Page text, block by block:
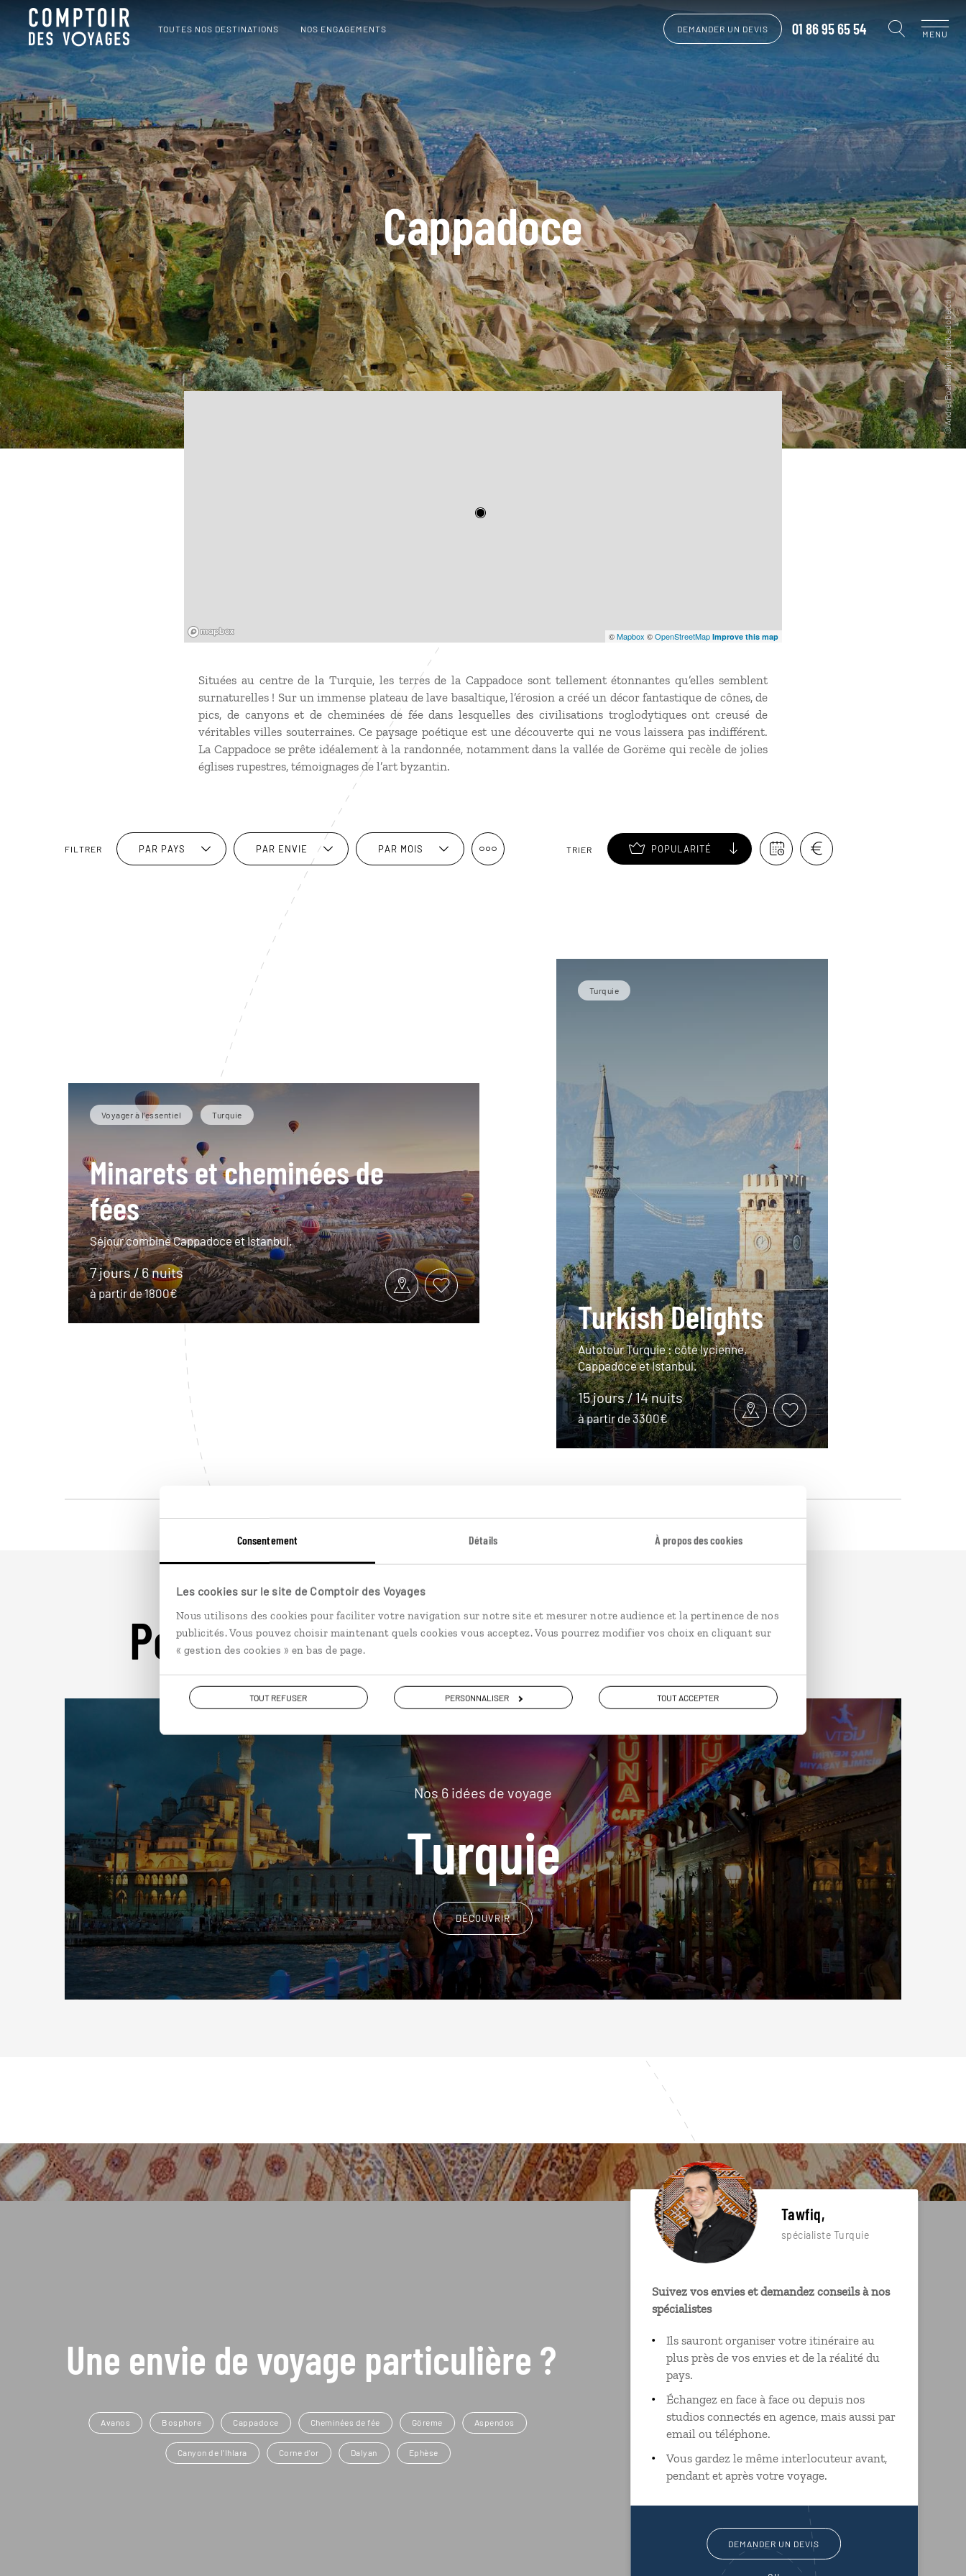
Consentement Détails À propos des cookies
Les cookies sur le site de Comptoir des Voyages
Nous utilisons des cookies pour faciliter votre navigation sur notre site et mesurer notre audience et la pertinence de nos
publicités. Vous pouvez choisir maintenant quels cookies vous acceptez. Vous pourrez modifier vos choix en cliquant sur
« gestion des cookies » en bas de page.
TOUT REFUSER PERSONNALISER TOUT ACCEPTER
TOUTES NOS DESTINATIONS NOS ENGAGEMENTS DEMANDER UN DEVIS 01 86 95 65 54 MENU
Cappadoce
©Mapbox ©OpenStreetMap Improve this map
Situées au centre de la Turquie, les terres de la Cappadoce sont tellement étonnantes qu’elles semblent
surnaturelles ! Sur un immense plateau de lave basaltique, l’érosion a créé un décor fantastique de cônes, de
pics, de canyons et de cheminées de fée dans lesquelles des civilisations troglodytiques ont creusé de
véritables villes souterraines. Ce paysage poétique est une découverte qui ne vous laissera pas indifférent.
La Cappadoce se prête idéalement à la randonnée, notamment dans la vallée de Gorëme qui recèle de jolies
églises rupestres, témoignages de l’art byzantin.
FILTRER PAR PAYS PAR ENVIE PAR MOIS TRIER POPULARITÉ
Voyager à l’essentiel Turquie
Minarets et cheminées de
fées
Séjour combiné Cappadoce et Istanbul.
7 jours / 6 nuits
à partir de 1800€
Turquie
Turkish Delights
Autotour Turquie : côte lycienne,
Cappadoce et Istanbul.
15 jours / 14 nuits
à partir de 3300€
Pour aller plus loin
Nos 6 idées de voyage
Turquie
DÉCOUVRIR
Une envie de voyage particulière ?
Avanos Bosphore Cappadoce Cheminées de fée Göreme Aspendos
Canyon de l'Ihlara Corne d'or Dalyan Ephèse
Tawfiq,
spécialiste Turquie
Suivez vos envies et demandez conseils à nos
spécialistes
Ils sauront organiser votre itinéraire au
plus près de vos envies et de la réalité du
pays.
Échangez en face à face ou depuis nos
studios connectés en agence, mais aussi par
email ou téléphone.
Vous gardez le même interlocuteur avant,
pendant et après votre voyage.
DEMANDER UN DEVIS